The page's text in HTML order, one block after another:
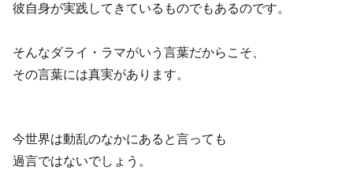
彼自身が実践してきているものでもあるのです。
そんなダライ・ラマがいう言葉だからこそ、
その言葉には真実があります。
今世界は動乱のなかにあると言っても
過言ではないでしょう。